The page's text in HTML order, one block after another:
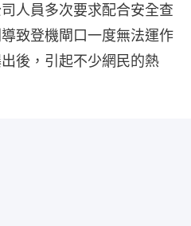
人員多次要求配合安全查
致登機閘口一度無法運作
後，引起不少網民的熱